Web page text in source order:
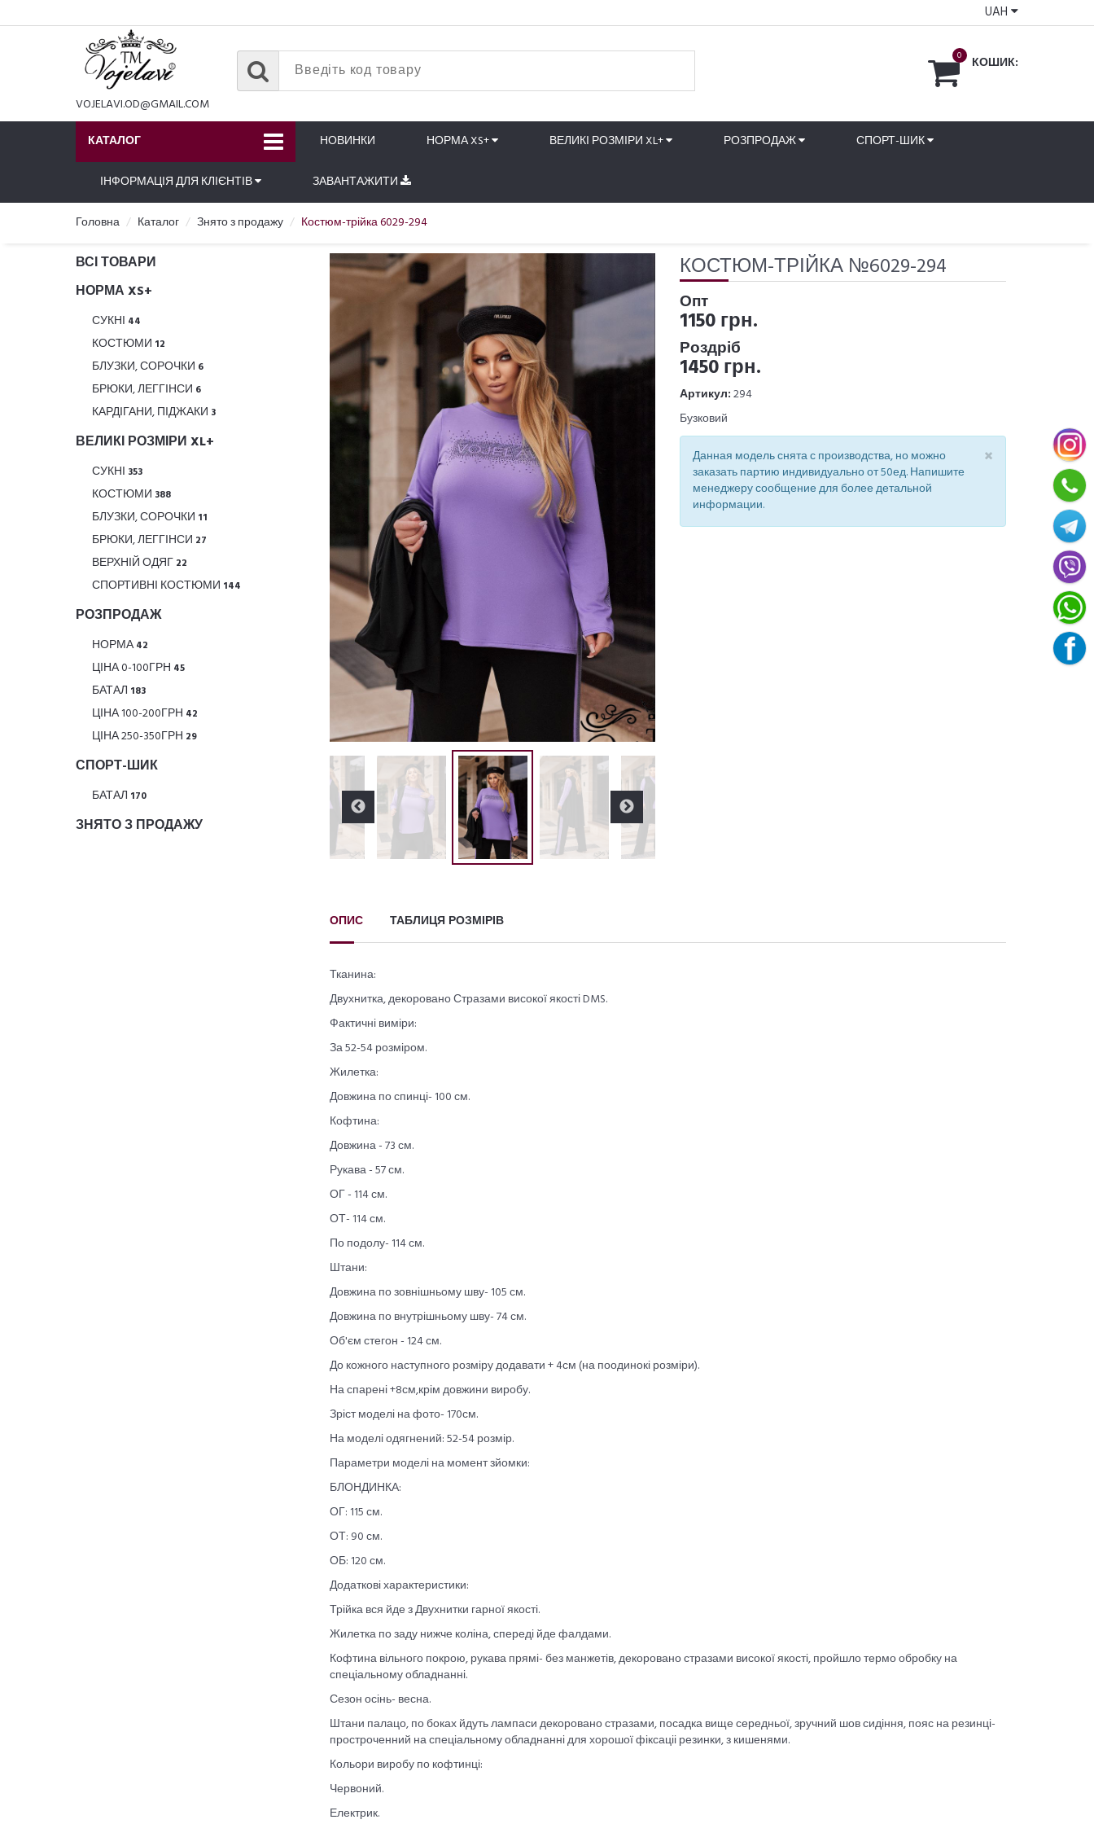
UAH
VOJELAVI.OD@GMAIL.COM
0 КОШИК:
КАТАЛОГ НОВИНКИ НОРМА XS+ ВЕЛИКІ РОЗМІРИ XL+ РОЗПРОДАЖ СПОРТ-ШИК
ІНФОРМАЦІЯ ДЛЯ КЛІЄНТІВ ЗАВАНТАЖИТИ
Головна Каталог Знято з продажу Костюм-трійка 6029-294
ВСІ ТОВАРИ
НОРМА XS+
СУКНІ 44
КОСТЮМИ 12
БЛУЗКИ, СОРОЧКИ 6
БРЮКИ, ЛЕГГІНСИ 6
КАРДІГАНИ, ПІДЖАКИ 3
ВЕЛИКІ РОЗМІРИ XL+
СУКНІ 353
КОСТЮМИ 388
БЛУЗКИ, СОРОЧКИ 11
БРЮКИ, ЛЕГГІНСИ 27
ВЕРХНІЙ ОДЯГ 22
СПОРТИВНІ КОСТЮМИ 144
РОЗПРОДАЖ
НОРМА42
ЦІНА 0-100ГРН 45
БАТАЛ 183
ЦІНА 100-200ГРН 42
ЦІНА 250-350ГРН 29
СПОРТ-ШИК
БАТАЛ 170
ЗНЯТО З ПРОДАЖУ
КОСТЮМ-ТРІЙКА №6029-294
Опт
1150 грн.
Роздріб
1450 грн.
Артикул:294
Бузковий
×
Данная модель снята с производства, но можно
заказать партию индивидуально от 50ед. Напишите
менеджеру сообщение для более детальной
информации.
ОПИС ТАБЛИЦЯ РОЗМІРІВ
Тканина:
Двухнитка, декоровано Стразами високої якості DMS.
Фактичні виміри:
За 52-54 розміром.
Жилетка:
Довжина по спинці- 100 см.
Кофтина:
Довжина - 73 см.
Рукава - 57 см.
ОГ - 114 см.
ОТ- 114 см.
По подолу- 114 см.
Штани:
Довжина по зовнішньому шву- 105 см.
Довжина по внутрішньому шву- 74 см.
Об'єм стегон - 124 см.
До кожного наступного розміру додавати + 4см (на поодинокі розміри).
На спарені +8см,крім довжини виробу.
Зріст моделі на фото- 170см.
На моделі одягнений: 52-54 розмір.
Параметри моделі на момент зйомки:
БЛОНДИНКА:
ОГ: 115 см.
ОТ: 90 см.
ОБ: 120 см.
Додаткові характеристики:
Трійка вся йде з Двухнитки гарної якості.
Жилетка по заду нижче коліна, спереді йде фалдами.
Кофтина вільного покрою, рукава прямі- без манжетів, декоровано стразами високої якості, пройшло термо обробку на
спеціальному обладнанні.
Сезон осінь- весна.
Штани палацо, по боках йдуть лампаси декоровано стразами, посадка вище середньої, зручний шов сидіння, пояс на резинці-
простроченний на спеціальному обладнанні для хорошої фіксаціі резинки, з кишенями.
Кольори виробу по кофтинці:
Червоний.
Електрик.